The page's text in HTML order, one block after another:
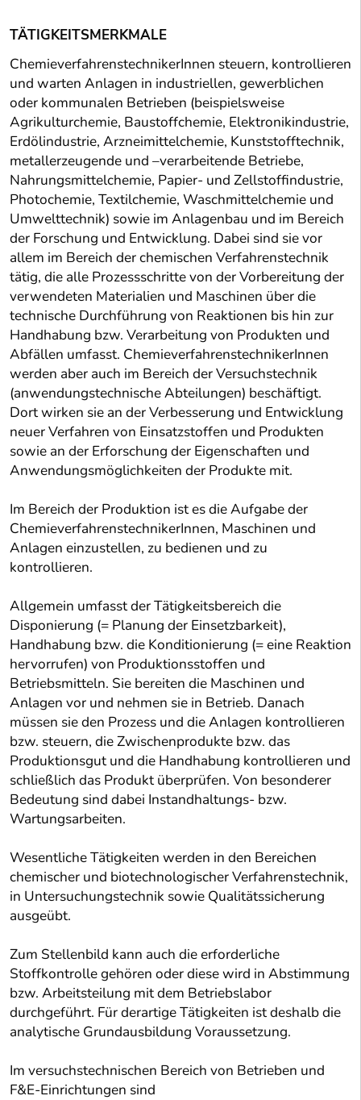
TÄTIGKEITSMERKMALE
ChemieverfahrenstechnikerInnen steuern, kontrollieren
und warten Anlagen in industriellen, gewerblichen
oder kommunalen Betrieben (beispielsweise
Agrikulturchemie, Baustoffchemie, Elektronikindustrie,
Erdölindustrie, Arzneimittelchemie, Kunststofftechnik,
metallerzeugende und –verarbeitende Betriebe,
Nahrungsmittelchemie, Papier- und Zellstoffindustrie,
Photochemie, Textilchemie, Waschmittelchemie und
Umwelttechnik) sowie im Anlagenbau und im Bereich
der Forschung und Entwicklung. Dabei sind sie vor
allem im Bereich der chemischen Verfahrenstechnik
tätig, die alle Prozessschritte von der Vorbereitung der
verwendeten Materialien und Maschinen über die
technische Durchführung von Reaktionen bis hin zur
Handhabung bzw. Verarbeitung von Produkten und
Abfällen umfasst. ChemieverfahrenstechnikerInnen
werden aber auch im Bereich der Versuchstechnik
(anwendungstechnische Abteilungen) beschäftigt.
Dort wirken sie an der Verbesserung und Entwicklung
neuer Verfahren von Einsatzstoffen und Produkten
sowie an der Erforschung der Eigenschaften und
Anwendungsmöglichkeiten der Produkte mit.
Im Bereich der Produktion ist es die Aufgabe der
ChemieverfahrenstechnikerInnen, Maschinen und
Anlagen einzustellen, zu bedienen und zu
kontrollieren.
Allgemein umfasst der Tätigkeitsbereich die
Disponierung (= Planung der Einsetzbarkeit),
Handhabung bzw. die Konditionierung (= eine Reaktion
hervorrufen) von Produktionsstoffen und
Betriebsmitteln. Sie bereiten die Maschinen und
Anlagen vor und nehmen sie in Betrieb. Danach
müssen sie den Prozess und die Anlagen kontrollieren
bzw. steuern, die Zwischenprodukte bzw. das
Produktionsgut und die Handhabung kontrollieren und
schließlich das Produkt überprüfen. Von besonderer
Bedeutung sind dabei Instandhaltungs- bzw.
Wartungsarbeiten.
Wesentliche Tätigkeiten werden in den Bereichen
chemischer und biotechnologischer Verfahrenstechnik,
in Untersuchungstechnik sowie Qualitätssicherung
ausgeübt.
Zum Stellenbild kann auch die erforderliche
Stoffkontrolle gehören oder diese wird in Abstimmung
bzw. Arbeitsteilung mit dem Betriebslabor
durchgeführt. Für derartige Tätigkeiten ist deshalb die
analytische Grundausbildung Voraussetzung.
Im versuchstechnischen Bereich von Betrieben und
F&E-Einrichtungen sind